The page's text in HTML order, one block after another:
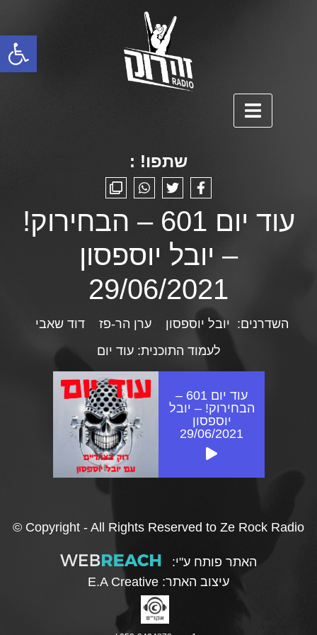
פתח סרגל נגישות
שתפו! :
עוד יום 601 – הבחירוק!
– יובל יוספסון
29/06/2021
השדרנים: יובל יוספסון ערן הר-פז
דוד שאבי
לעמוד התוכנית:עוד יום
עוד יום 601 –
הבחירוק! – יובל
יוספסון
29/06/2021
© Copyright - All Rights Reserved to Ze Rock Radio
האתר פותח ע"י:
עיצוב האתר: E.A Creative